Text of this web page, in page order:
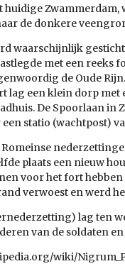
huidigeZwammerdam,
de donkere
waarschijnlijk
met een reeks
de Oude
lag een klein dorp met
De Spoorlaan in
statio (wachtpost)
Romeinse
plaats een nieuw
voor het fort
verwoest en werd
lag ten
van de soldaten
wiki/